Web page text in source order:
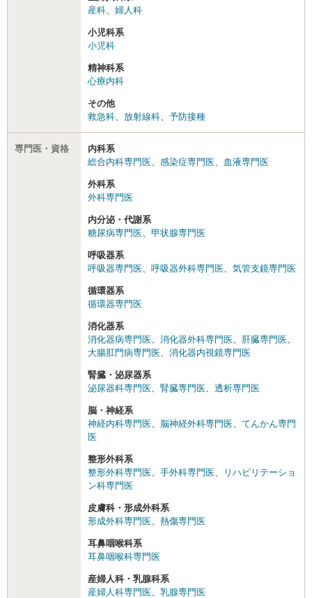
産科
婦人科
小児科系
小児科
精神科系
心療内科
その他
救急科
放射線科 予防接種
専門医・資格
内科系
総合内科専門医
感染症専門医 血液専門医
外科系
外科専門医
内分泌・代謝系
糖尿病専門医
甲状腺専門医
呼吸器系
呼吸器専門医
呼吸器外科専門医 気管支鏡専門医
循環器系
循環器専門医
消化器系
消化器病専門医
消化器外科専門医 肝臓専門医
大腸肛門病専門医
消化器内視鏡専門医
腎臓・泌尿器系
泌尿器科専門医
腎臓専門医 透析専門医
脳・神経系
神経内科専門医
脳神経外科専門医
てんかん専門
医
整形外科系
整形外科専門医
手外科専門医
リハビリテーショ
ン科専門医
皮膚科・形成外科系
形成外科専門医
熱傷専門医
耳鼻咽喉科系
耳鼻咽喉科専門医
産婦人科・乳腺科系
産婦人科専門医
乳腺専門医